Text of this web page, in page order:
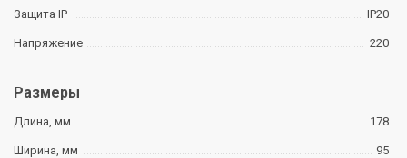
Защита IP IP20
Напряжение 220
Размеры
Длина, мм 178
Ширина, мм 95